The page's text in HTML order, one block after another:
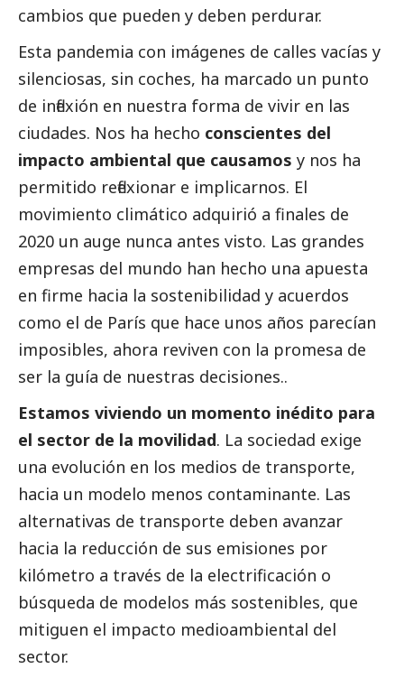
cambios que pueden y deben perdurar.
Esta pandemia con imágenes de calles vacías y
silenciosas, sin coches, ha marcado un punto
de inflexión en nuestra forma de vivir en las
ciudades. Nos ha hecho conscientes del
impacto ambiental que causamos y nos ha
permitido reflexionar e implicarnos. El
movimiento climático adquirió a finales de
2020 un auge nunca antes visto. Las grandes
empresas del mundo han hecho una apuesta
en firme hacia la sostenibilidad y acuerdos
como el de París que hace unos años parecían
imposibles, ahora reviven con la promesa de
ser la guía de nuestras decisiones..
Estamos viviendo un momento inédito para
el sector de la movilidad. La sociedad exige
una evolución en los medios de transporte,
hacia un modelo menos contaminante. Las
alternativas de transporte deben avanzar
hacia la reducción de sus emisiones por
kilómetro a través de la electrificación o
búsqueda de modelos más sostenibles, que
mitiguen el impacto medioambiental del
sector.